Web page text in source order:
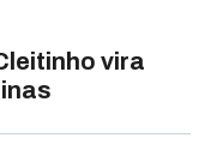
vira